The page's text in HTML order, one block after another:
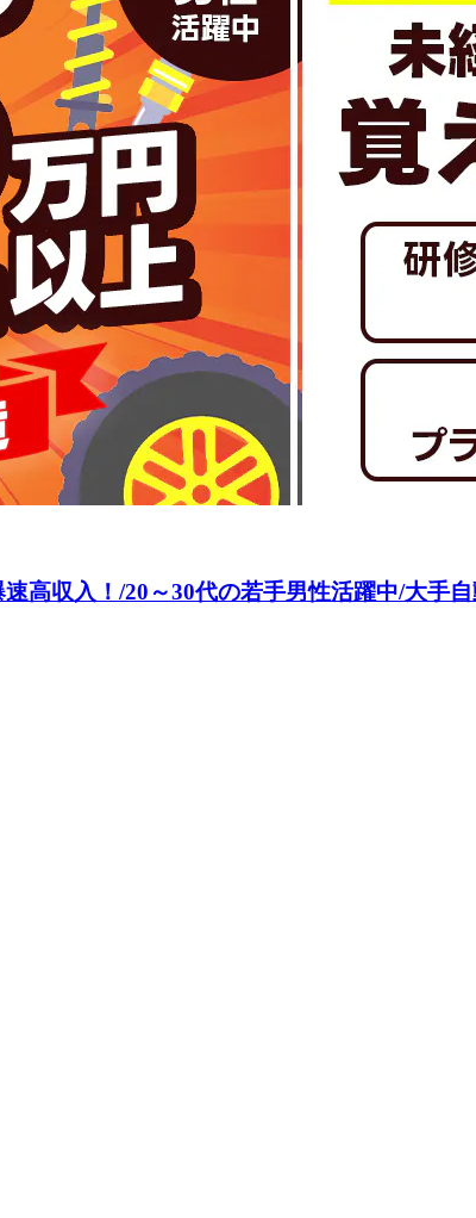
収入！/20～30代の若手男性活躍中/大手